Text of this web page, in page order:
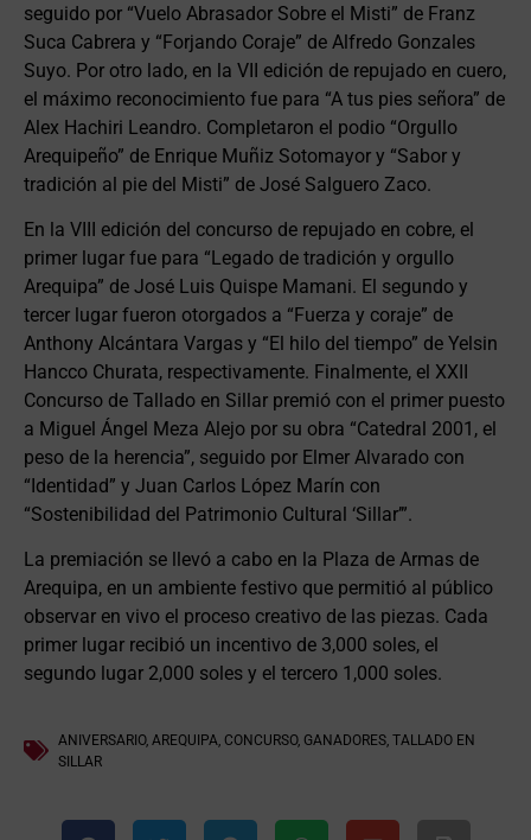
seguido por “Vuelo Abrasador Sobre el Misti” de Franz
Suca Cabrera y “Forjando Coraje” de Alfredo Gonzales
Suyo. Por otro lado, en la VII edición de repujado en cuero,
el máximo reconocimiento fue para “A tus pies señora” de
Alex Hachiri Leandro. Completaron el podio “Orgullo
Arequipeño” de Enrique Muñiz Sotomayor y “Sabor y
tradición al pie del Misti” de José Salguero Zaco.
En la VIII edición del concurso de repujado en cobre, el
primer lugar fue para “Legado de tradición y orgullo
Arequipa” de José Luis Quispe Mamani. El segundo y
tercer lugar fueron otorgados a “Fuerza y coraje” de
Anthony Alcántara Vargas y “El hilo del tiempo” de Yelsin
Hancco Churata, respectivamente. Finalmente, el XXII
Concurso de Tallado en Sillar premió con el primer puesto
a Miguel Ángel Meza Alejo por su obra “Catedral 2001, el
peso de la herencia”, seguido por Elmer Alvarado con
“Identidad” y Juan Carlos López Marín con
“Sostenibilidad del Patrimonio Cultural ‘Sillar’”.
La premiación se llevó a cabo en la Plaza de Armas de
Arequipa, en un ambiente festivo que permitió al público
observar en vivo el proceso creativo de las piezas. Cada
primer lugar recibió un incentivo de 3,000 soles, el
segundo lugar 2,000 soles y el tercero 1,000 soles.
ANIVERSARIO, AREQUIPA CONCURSO, GANADORES TALLADO EN
SILLAR